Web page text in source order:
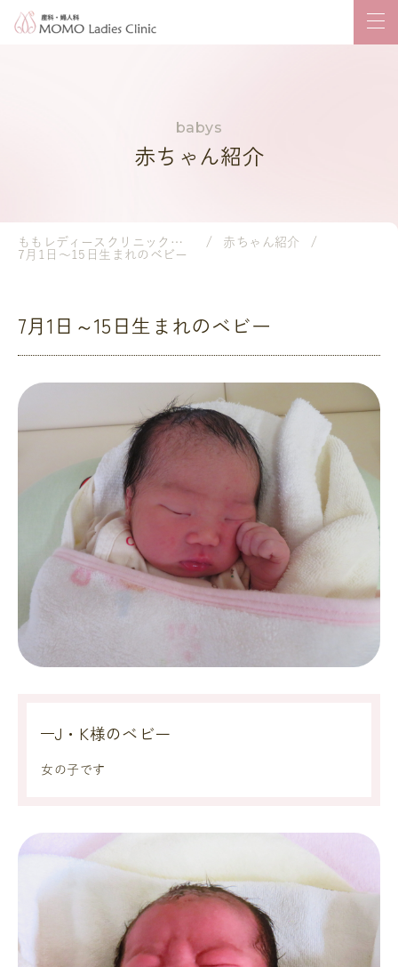
赤ちゃん紹介
ももレディースクリニック｜岡山市の産婦人科・小児科
赤ちゃん紹介
7月1日～15日生まれのベビー
7月1日～15日生まれのベビー
J・K様のベビー
女の子です